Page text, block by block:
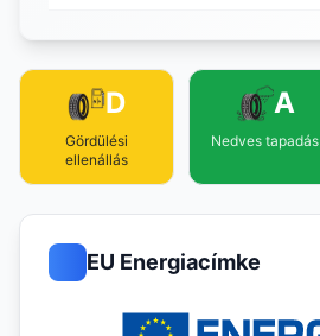
D
Gördülési
ellenállás
A
Nedves tapadás
EU Energiacímke